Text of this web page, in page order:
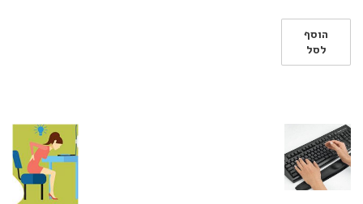
הוסף
לסל